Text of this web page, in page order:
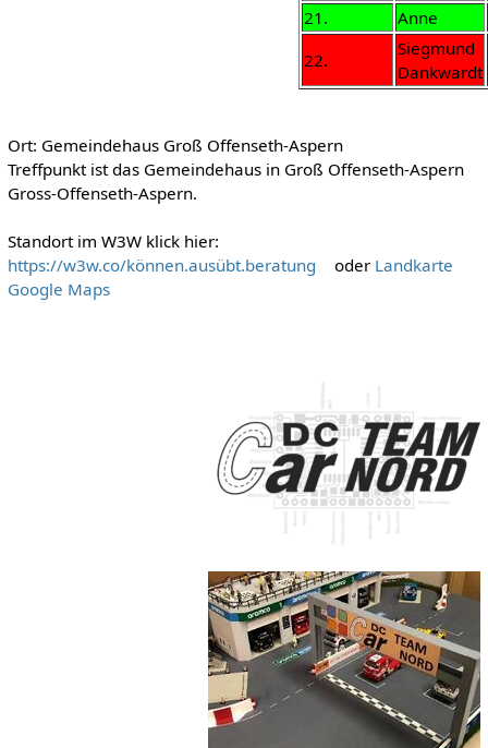
21.
Anne
22.
Siegmund
Dankwardt
Ort: Gemeindehaus Groß Offenseth-Aspern
Treffpunkt ist das Gemeindehaus in Groß Offenseth-Aspern
Gross-Offenseth-Aspern.
Standort im W3W klick hier:
https://w3w.co/können.ausübt.beratung
oder Landkarte
Google Maps